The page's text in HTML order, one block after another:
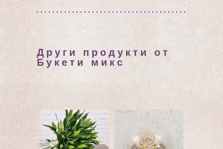
Други продукти от
Букети микс